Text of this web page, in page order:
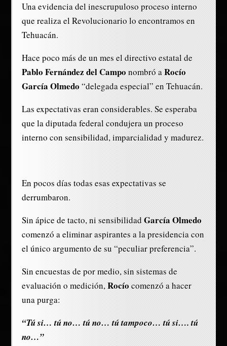
Una evidencia del inescrupuloso proceso interno
que realiza el Revolucionario lo encontramos en
Tehuacán.
Hace poco más de un mes el directivo estatal de
Pablo Fernández del Camponombró aRocío
García Olmedo “delegada especial” en Tehuacán.
Las expectativas eran considerables. Se esperaba
que la diputada federal condujera un proceso
interno con sensibilidad, imparcialidad y madurez.
En pocos días todas esas expectativas se
derrumbaron.
Sin ápice de tacto, ni sensibilidadGarcía Olmedo
comenzó a eliminar aspirantes a la presidencia con
el único argumento de su “peculiar preferencia”.
Sin encuestas de por medio, sin sistemas de
evaluación o medición,Rocíocomenzó a hacer
una purga:
“Tú si… tú no… tú no… tú tampoco… tú si…. tú
no…”